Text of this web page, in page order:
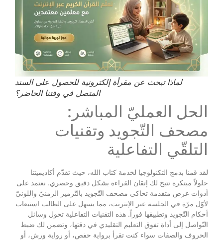
لماذا تبحث عن مقرأة إلكترونية للحصول على السند
المتصل في وقتنا الحاضر؟
الحل العمليّ المباشر:
مصحف التّجويد وتقنيات
التلقّي التفاعلية
لقد قمنا بدمج التكنولوجيا لخدمة كتاب الله، حيث تقدّم أكاديميتنا
حلولاً مبتكرة تتيح لك إتقان القراءة بشكل دقيق وحصري. نعتمد على
أدوات عرض متقدمة تحاكي مصحف التّجويد بالتّرميز الزمنيّ واللونيّ
لأوّل مرّة في الجلسة عبر الإنترنت، مما يسهل على الطالب استيعاب
أحكام التّجويد وتطبيقها فوراً. هذه التقنيات التفاعلية تحول وسائل
التّواصل إلى أداة تفوق التعليم التقليدي في دقتها، وتضمن لك ضبط
الحروف والصفات سواء كنت تقرأ برواية حفص، أو رواية ورش، أو